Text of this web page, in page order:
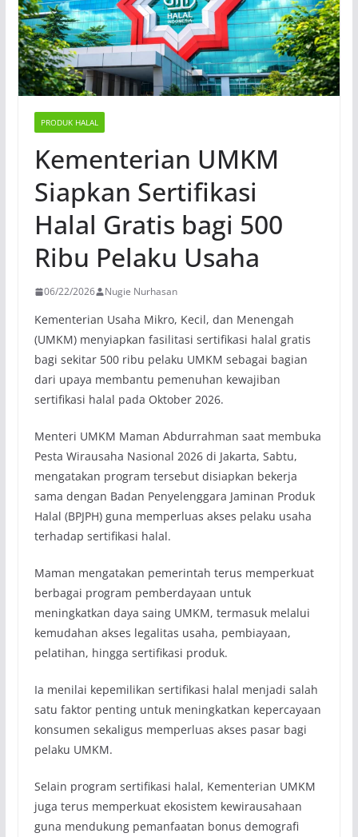
PRODUK HALAL
Kementerian UMKM
Siapkan Sertifikasi
Halal Gratis bagi 500
Ribu Pelaku Usaha
06/22/2026 Nugie Nurhasan
Kementerian Usaha Mikro, Kecil, dan Menengah
(UMKM) menyiapkan fasilitasi sertifikasi halal gratis
bagi sekitar 500 ribu pelaku UMKM sebagai bagian
dari upaya membantu pemenuhan kewajiban
sertifikasi halal pada Oktober 2026.
Menteri UMKM Maman Abdurrahman saat membuka
Pesta Wirausaha Nasional 2026 di Jakarta, Sabtu,
mengatakan program tersebut disiapkan bekerja
sama dengan Badan Penyelenggara Jaminan Produk
Halal (BPJPH) guna memperluas akses pelaku usaha
terhadap sertifikasi halal.
Maman mengatakan pemerintah terus memperkuat
berbagai program pemberdayaan untuk
meningkatkan daya saing UMKM, termasuk melalui
kemudahan akses legalitas usaha, pembiayaan,
pelatihan, hingga sertifikasi produk.
Ia menilai kepemilikan sertifikasi halal menjadi salah
satu faktor penting untuk meningkatkan kepercayaan
konsumen sekaligus memperluas akses pasar bagi
pelaku UMKM.
Selain program sertifikasi halal, Kementerian UMKM
juga terus memperkuat ekosistem kewirausahaan
guna mendukung pemanfaatan bonus demografi